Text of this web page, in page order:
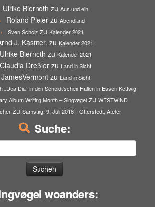
Ulrike Biernoth zu Aus und ein
Roland Pleier zu Abendland
Sven Scholz zu Kalender 2021
J. Kästner. zu Kalender 2021
Ulrike Biernoth zu Kalender 2021
Claudia Dreßler zu Land in Sicht
JamesVermontzu Land in Sicht
„Dea Dia“ in den Scheidt’schen Hallen in Essen-Kettwig
Album Writing Month – Singvøgelzu WESTWIND
zu Samstag, 9. Juli 2016 – Otterstedt, Atelier
Suche:
woanders: